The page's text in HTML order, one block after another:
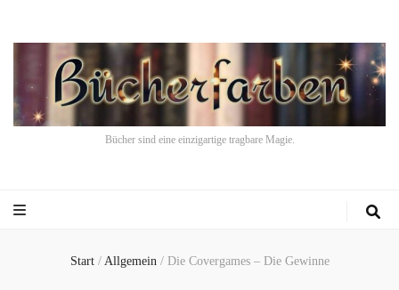
Bücher sind eine einzigartige tragbare Magie.
Start / Allgemein / Die Covergames – Die Gewinne